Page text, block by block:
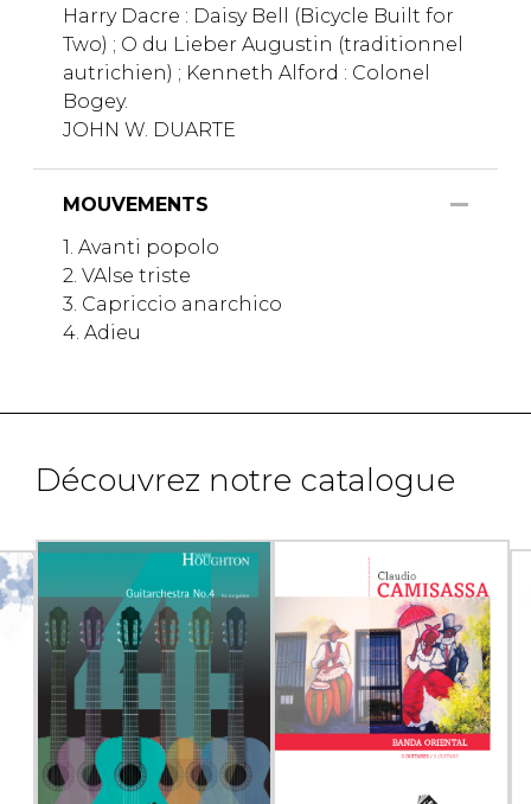
Harry Dacre : Daisy Bell (Bicycle Built for
Two) ; O du Lieber Augustin (traditionnel
autrichien) ; Kenneth Alford : Colonel
Bogey.
JOHN W. DUARTE
MOUVEMENTS
1. Avanti popolo
2. VAlse triste
3. Capriccio anarchico
4. Adieu
Découvrez notre catalogue